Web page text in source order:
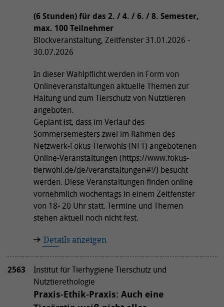
(6 Stunden) für das 2. / 4. / 6. / 8. Semester,
max. 100 Teilnehmer
Blockveranstaltung, Zeitfenster 31.01.2026 -
30.07.2026
In dieser Wahlpflicht werden in Form von
Onlineveranstaltungen aktuelle Themen zur
Haltung und zum Tierschutz von Nutztieren
angeboten.
Geplant ist, dass im Verlauf des
Sommersemesters zwei im Rahmen des
Netzwerk-Fokus Tierwohls (NFT) angebotenen
Online-Veranstaltungen (https://www.fokus-
tierwohl.de/de/veranstaltungen#!/) besucht
werden. Diese Veranstaltungen finden online
vornehmlich wochentags in einem Zeitfenster
von 18- 20 Uhr statt. Termine und Themen
stehen aktuell noch nicht fest.
Details anzeigen
2563
Institut für Tierhygiene Tierschutz und
Nutztierethologie
Praxis-Ethik-Praxis: Auch eine